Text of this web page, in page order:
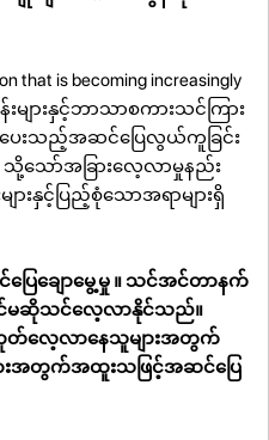
that is becoming increasingly
ျားနှင့်ဘာသာစကားသင်ကြား
ေးသည့်အဆင်ပြေလွယ်ကူခြင်း
သို့သော်အခြားလေ့လာမှုနည်း
းနှင့်ပြည့်စုံသောအရာများရှိ
ြေချောမွေ့မှု ။ သင်အင်တာနက်
မဆိုသင်လေ့လာနိုင်သည်။
ဟုတ်လေ့လာနေသူများအတွက်
ားအတွက်အထူးသဖြင့်အဆင်ပြေ